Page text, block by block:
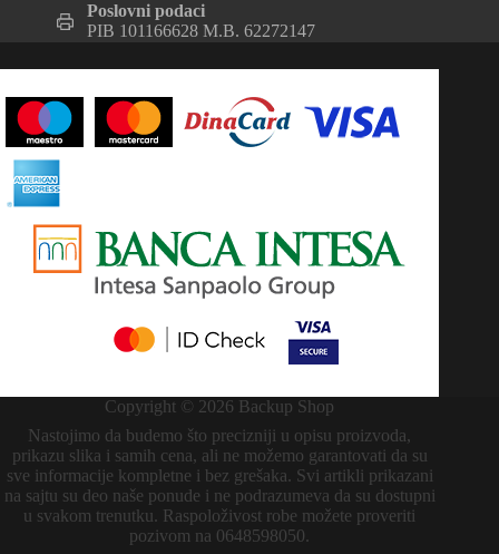
Poslovni podaci
PIB 101166628 M.B. 62272147
Copyright © 2026 Backup Shop
Nastojimo da budemo što precizniji u opisu proizvoda,
prikazu slika i samih cena, ali ne možemo garantovati da su
sve informacije kompletne i bez grešaka. Svi artikli prikazani
na sajtu su deo naše ponude i ne podrazumeva da su dostupni
u svakom trenutku. Raspoloživost robe možete proveriti
pozivom na 0648598050.